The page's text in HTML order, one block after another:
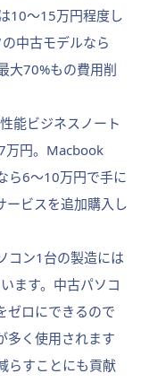
10〜15万円程度し
中古モデルなら
大70%もの費用削
能ビジネスノート
万円。Macbook
ら6〜10万円で手に
ービスを追加購入し
コン1台の製造には
ます。中古パソコ
ゼロにできるので
多く使用されます
らすことにも貢献